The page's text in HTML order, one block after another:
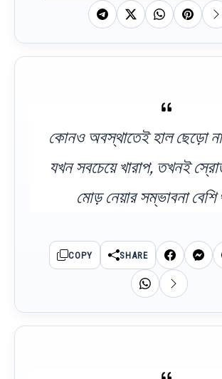
কোনও অবস্থাতেই হাল ছেড়ো
যখন সবচেয়ে খারাপ, তখনই
মোড় নেয়ার সম্ভাবনা
COPY SHARE